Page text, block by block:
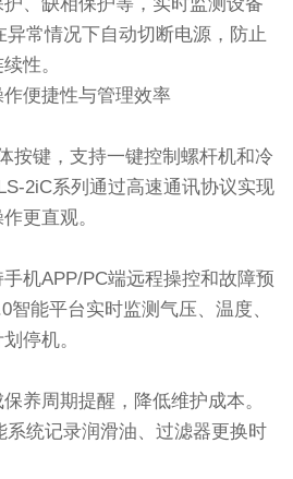
异常情况下自动切断电源，防止
性。
便捷性与管理效率
按键，支持一键控制螺杆机和冷
2iC系列通过高速通讯协议实现
更直观。
机APP/PC端远程操控和故障预
智能平台实时监测气压、温度、
停机。
养周期提醒，降低维护成本。
系统记录润滑油、过滤器更换时